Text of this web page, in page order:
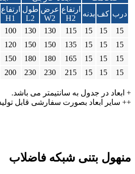
ارتفاع
H1
طول
L2
عرض
W2
ارتفاع
H2
بدنه کف درب
100 130 130 115 15 15
15
120 150 150 135 15 15
15
150 180 180 165 15 15
15
200 230 230 215 15 15 15
+ ابعاد در جدول به سانتیمتر می باشد.
++ سایر ابعاد بصورت سفارشی قابل
منهول بتنی شبکه فاضلاب